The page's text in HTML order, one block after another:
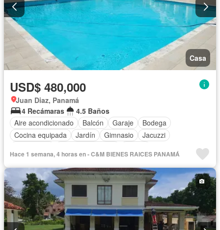
Casa
USD$ 480,000
Juan Diaz, Panamá
4 Recámaras
4.5 Baños
Aire acondicionado
Balcón Garaje
Bodega
Cocina equipada
Jardín Gimnasio
Jacuzzi
Hace 1 semana, 4 horas en - C&M BIENES RAICES PANAMÁ